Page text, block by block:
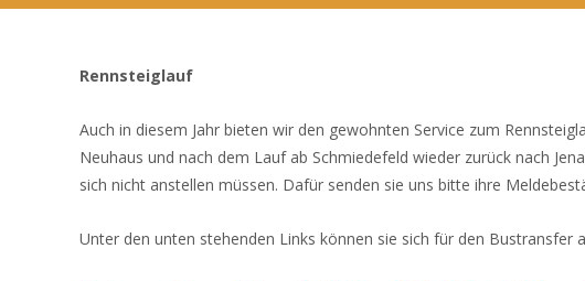
Rennsteiglauf
Auch in diesem Jahr bieten wir den gewohnten Service zum
Neuhaus und nach dem Lauf ab Schmiedefeld wieder zurück nach
sich nicht anstellen müssen. Dafür senden sie uns bitte ihre
Unter den unten stehenden Links können sie sich für den